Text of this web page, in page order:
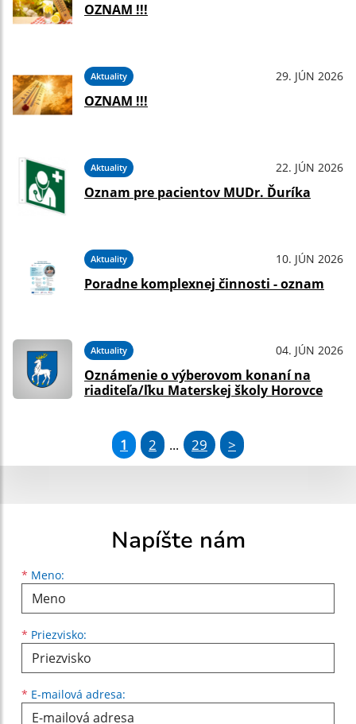
OZNAM !!!
Aktuality 29. JÚN 2026
OZNAM !!!
Aktuality 22. JÚN 2026
Oznam pre pacientov MUDr. Ďuríka
Aktuality 10. JÚN 2026
Poradne komplexnej činnosti - oznam
Aktuality 04. JÚN 2026
Oznámenie o výberovom konaní na
riaditeľa/ľku Materskej školy Horovce
1 2 ... 29 >
Napíšte nám
* Meno:
Meno
* Priezvisko:
Priezvisko
* E-mailová adresa:
E-mailová adresa